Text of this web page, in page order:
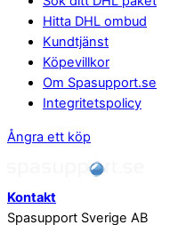
Hitta DHL ombud
Kundtjänst
Köpevillkor
Om Spasupport.se
Integritetspolicy
Ångra ett köp
Kontakt
Spasupport Sverige AB